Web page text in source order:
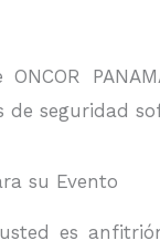
seguridad
su Evento
es